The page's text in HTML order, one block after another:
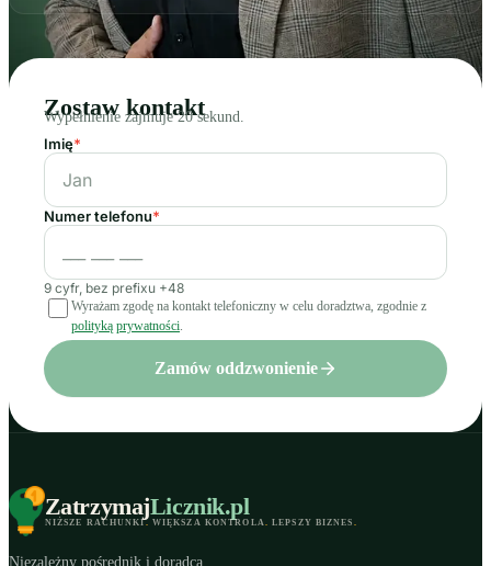
Zostaw kontakt
Wypełnienie zajmuje 20 sekund.
Imię*
Numer telefonu*
9 cyfr, bez prefixu +48
Wyrażam zgodę na kontakt telefoniczny w celu doradztwa, zgodnie z
polityką prywatności
Zamów oddzwonienie
ZatrzymajLicznik.pl
NIŻSZE RACHUNKI. WIĘKSZA KONTROLA LEPSZY BIZNES
Niezależny pośrednik i doradca